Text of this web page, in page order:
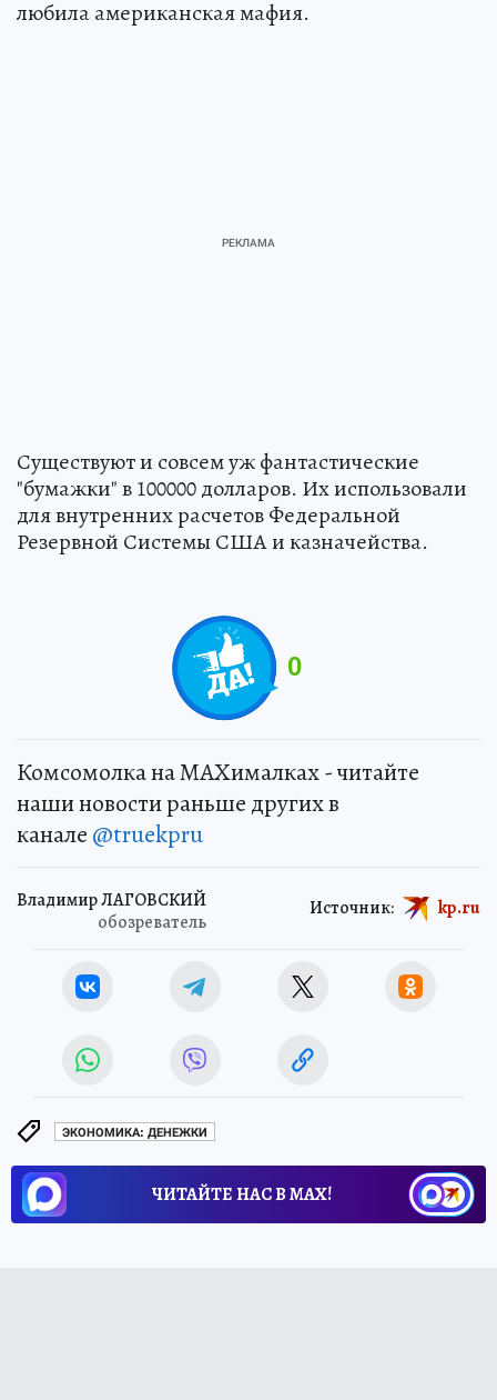
любила американская мафия.
Существуют и совсем уж фантастические
"бумажки" в 100000 долларов. Их использовали
для внутренних расчетов Федеральной
Резервной Системы США и казначейства.
0
Комсомолка на MAXималках - читайте
наши новости раньше других в
канале @truekpru
Владимир ЛАГОВСКИЙ
обозреватель
Источник: kp.ru
ЭКОНОМИКА: ДЕНЕЖКИ
ЧИТАЙТЕ НАС В МАХ!